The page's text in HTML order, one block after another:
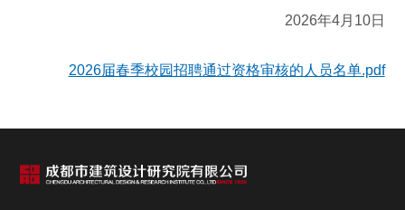
2026年4月 10日
2026届春季校园招聘通过资格审核的人员名单.pdf